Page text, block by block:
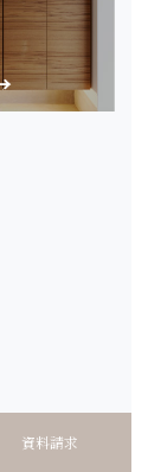
資料請求